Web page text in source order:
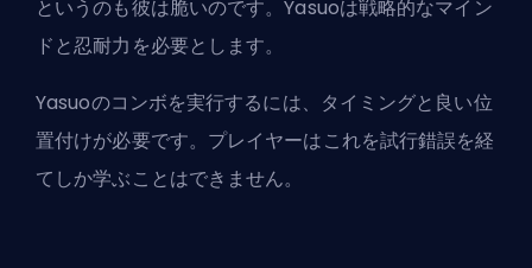
というのも彼は脆いのです。Yasuoは戦略的なマイン
ドと忍耐力を必要とします。
Yasuoのコンボを実行するには、タイミングと良い位
置付けが必要です。プレイヤーはこれを試行錯誤を経
てしか学ぶことはできません。